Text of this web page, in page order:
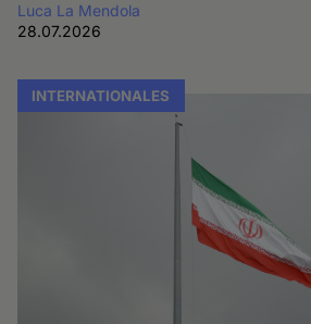
Luca La Mendola
28.07.2026
INTERNATIONALES